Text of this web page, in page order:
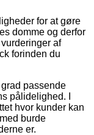
for at gøre
domme og derfor
af
forinden du
passende
pålidelighed. I
hvor kunder kan
burde
er.